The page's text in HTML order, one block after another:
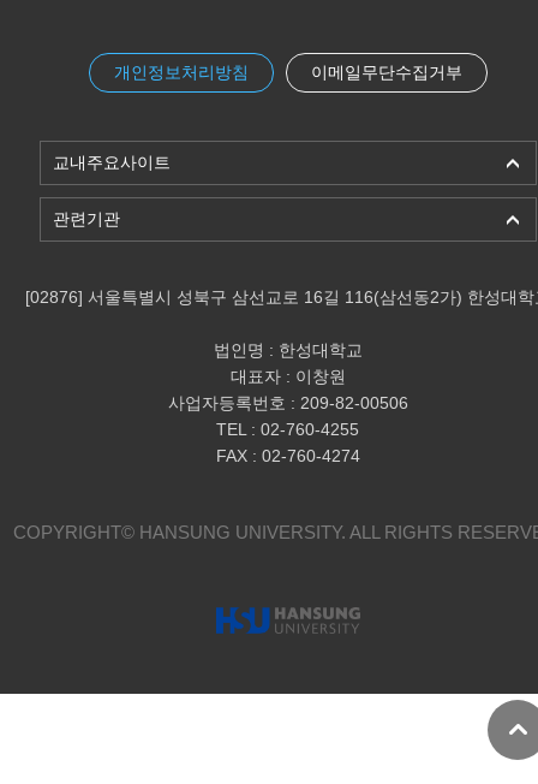
개인정보처리방침 이메일무단수집거부
교내주요사이트
관련기관
[02876] 서울특별시 성북구 삼선교로 16길 116(삼선동2가) 한성대학
법인명 : 한성대학교
대표자 : 이창원
사업자등록번호 : 209-82-00506
TEL : 02-760-4255
FAX : 02-760-4274
COPYRIGHT© HANSUNG UNIVERSITY.ALL RIGHTS